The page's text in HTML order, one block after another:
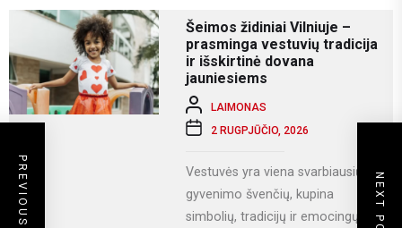
NEXT POST
Šeimos židiniai Vilniuje –
prasminga vestuvių tradicija
ir išskirtinė dovana
jauniesiems
LAIMONAS
2 RUGPJŪČIO, 2026
Vestuvės yra viena svarbiausių
gyvenimo švenčių, kupina
simbolių, tradicijų ir emocingų